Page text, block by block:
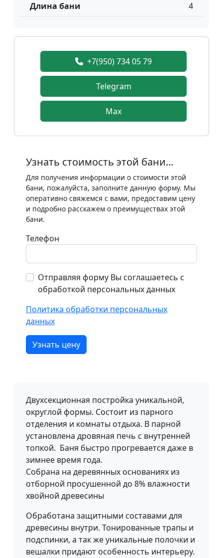
Длина бани 4
+7(950) 734 05 79
Telegram
Max
Узнать стоимость этой бани...
Для получения информации о стоимости этой
бани, пожалуйста, заполните данную форму. Мы
оперативно свяжемся с вами, предоставим цену
и подробно расскажем о преимуществах этой
бани.
Телефон
Отправляя форму Вы соглашаетесь с
обработкой персональных данных
Политика обработки персональных
данных
Узнать цену
Двухсекционная постройка уникальной,
округлой формы. Состоит из парного
отделения и комнаты отдыха. В парной
установлена дровяная печь с внутренней
топкой. Баня быстро прогревается даже в
зимнее время года.
Собрана на деревянных основаниях из
отборной просушенной до 8% влажности
хвойной древесины
Обработана защитными составами для
древесины внутри. Тонированные трапы и
подспинки, а так же уникальные полочки и
вешалки придают особенность интерьеру.